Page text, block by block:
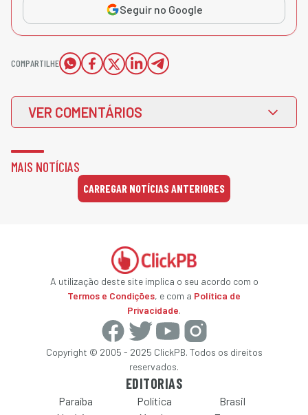
Seguir no Google
COMPARTILHE
VER COMENTÁRIOS
MAIS NOTÍCIAS
CARREGAR NOTÍCIAS ANTERIORES
A utilização deste site implica o seu acordo com o
Termos e Condições, e com a Política de
Privacidade.
Copyright © 2005 - 2025 ClickPB. Todos os direitos
reservados.
EDITORIAS
Paraíba Política
Brasil